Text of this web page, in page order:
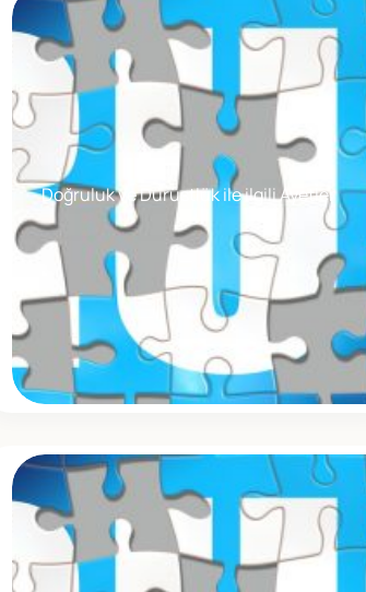
Doğruluk ve Dürüstlük ile ilgili Ayetler